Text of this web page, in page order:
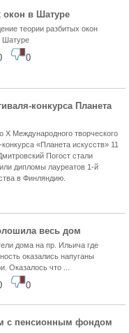
окон в Шатуре
теории разбитых окон
Шатуре
0
конкурса Планета
X Международного творческого
«Планета искусств» 11
Погост стали
дипломы лауреатов 1-й
в Финляндию.
весь дом
дома на пр. Ильича где
оказались напуганы
Оказалось что ...
0
с пенсионным фондом